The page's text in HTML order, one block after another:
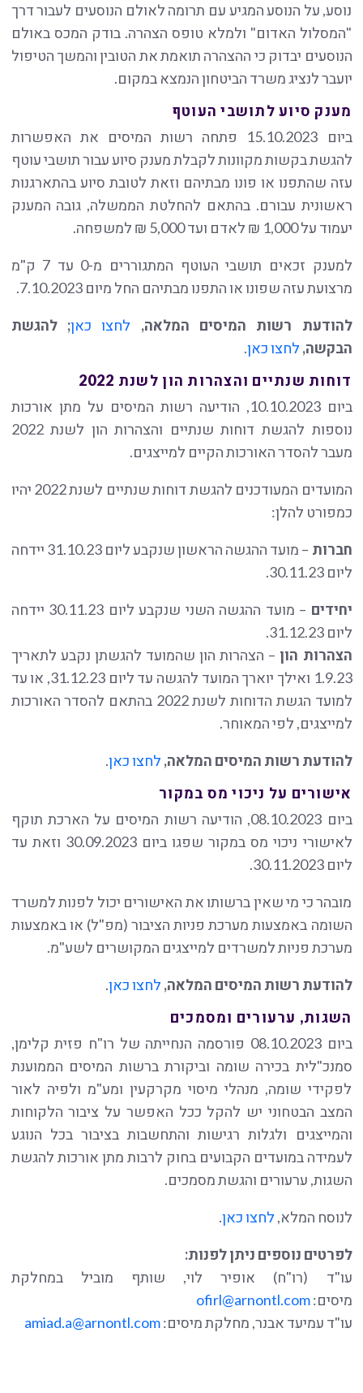
נוסע, על הנוסע המגיע עם תרומה לאולם הנוסעים לעבור דרך
"המסלול האדום" ולמלא טופס הצהרה. בודק המכס באולם
הנוסעים יבדוק כי ההצהרה תואמת את הטובין והמשך הטיפול
יועבר לנציג משרד הביטחון הנמצא במקום.
מענק סיוע לתושבי העוטף
ביום 15.10.2023 פתחה רשות המיסים את האפשרות
להגשת בקשות מקוונות לקבלת מענק סיוע עבור תושבי עוטף
עזה שהתפנו או פונו מבתיהם וזאת לטובת סיוע בהתארגנות
ראשונית עבורם. בהתאם להחלטת הממשלה, גובה המענק
יעמוד על 1,000 ₪ לאדם ועד 5,000 ₪ למשפחה.
למענק זכאים תושבי העוטף המתגוררים מ-0 עד 7 ק"מ
מרצועת עזה שפונו או התפנו מבתיהם החל מיום 7.10.2023.
להודעת רשות המיסים המלאה, לחצו כאן; להגשת
הבקשה, לחצו כאן.
דוחות שנתיים והצהרות הון לשנת 2022
ביום 10.10.2023, הודיעה רשות המיסים על מתן אורכות
נוספות להגשת דוחות שנתיים והצהרות הון לשנת 2022
מעבר להסדר האורכות הקיים למייצגים.
המועדים המעודכנים להגשת דוחות שנתיים לשנת 2022 יהיו
כמפורט להלן:
חברות
– מועד ההגשה הראשון שנקבע ליום 31.10.23 יידחה
ליום 30.11.23.
יחידים
– מועד ההגשה השני שנקבע ליום 30.11.23 יידחה
ליום 31.12.23.
הצהרות הון – הצהרות הון שהמועד להגשתן נקבע לתאריך
1.9.23 ואילך יוארך המועד להגשה עד ליום 31.12.23, או עד
למועד הגשת הדוחות לשנת 2022 בהתאם להסדר האורכות
למייצגים, לפי המאוחר.
להודעת רשות המיסים המלאה, לחצו כאן.
אישורים על ניכוי מס במקור
ביום 08.10.2023, הודיעה רשות המיסים על הארכת תוקף
לאישורי ניכוי מס במקור שפגו ביום 30.09.2023 וזאת עד
ליום 30.11.2023.
מובהר כי מי שאין ברשותו את האישורים יכול לפנות למשרד
השומה באמצעות מערכת פניות הציבור (מפ"ל) או באמצעות
מערכת פניות למשרדים למייצגים המקושרים לשע"מ.
להודעת רשות המיסים המלאה, לחצו כאן.
השגות, ערעורים ומסמכים
ביום 08.10.2023 פורסמה הנחייתה של רו"ח פזית קלימן,
סמנכ"לית בכירה שומה וביקורת ברשות המיסים הממוענת
לפקידי שומה, מנהלי מיסוי מקרקעין ומע"מ ולפיה לאור
המצב הבטחוני יש להקל ככל האפשר על ציבור הלקוחות
והמייצגים ולגלות רגישות והתחשבות בציבור בכל הנוגע
לעמידה במועדים הקבועים בחוק לרבות מתן אורכות להגשת
השגות, ערעורים והגשת מסמכים.
לנוסח המלא, לחצו כאן.
לפרטים נוספים ניתן לפנות:
עו"ד (רו"ח) אופיר לוי, שותף מוביל במחלקת
מיסים: ofirl@arnontl.com
עו"ד עמיעד אבנר, מחלקת מיסים:amiad.a@arnontl.com